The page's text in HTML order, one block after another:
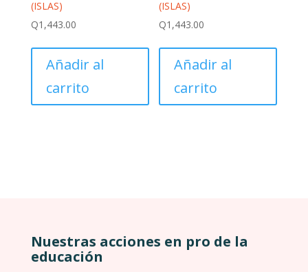
(ISLAS)
Q1,443.00
Añadir al
carrito
(ISLAS)
Q1,443.00
Añadir al
carrito
Nuestras acciones en pro de la
educación